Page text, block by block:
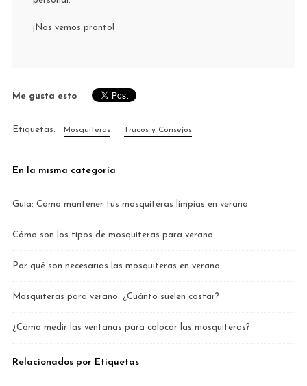
¡Nos vemos pronto!
Me gusta esto
Etiquetas: Mosquiteras Trucos y Consejos
En la misma categoría
Guía: Cómo mantener tus mosquiteras limpias en verano
Cómo son los tipos de mosquiteras para verano
Por qué son necesarias las mosquiteras en verano
Mosquiteras para verano: ¿Cuánto suelen costar?
¿Cómo medir las ventanas para colocar las mosquiteras?
Relacionados por Etiquetas